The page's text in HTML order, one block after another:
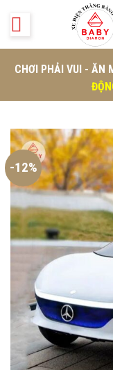
CHƠI PHẢI VUI - ĂN
-12%